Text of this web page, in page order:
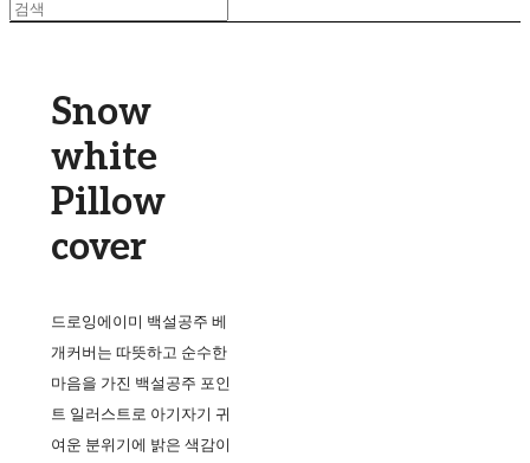
Snow
white
Pillow
cover
드로잉에이미 백설공주 베
개커버는 따뜻하고 순수한
마음을 가진 백설공주 포인
트 일러스트로 아기자기 귀
여운 분위기에 밝은 색감이